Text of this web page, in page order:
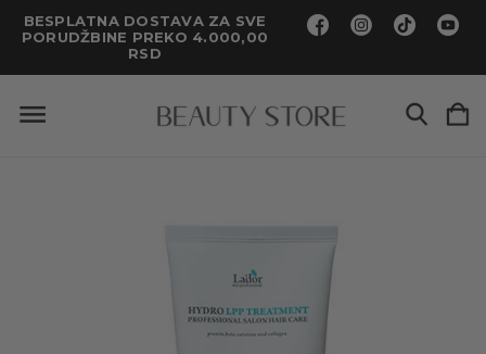
BESPLATNA DOSTAVA ZA SVE
PORUDŽBINE PREKO 4.000,00
RSD